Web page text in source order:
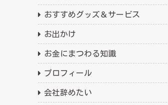
おすすめグッズ＆サービス
お出かけ
お金にまつわる知識
プロフィール
会社辞めたい